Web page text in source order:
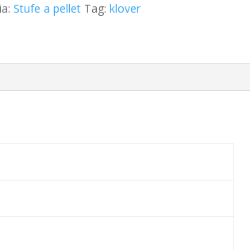
Stufe a pellet Tag:klover